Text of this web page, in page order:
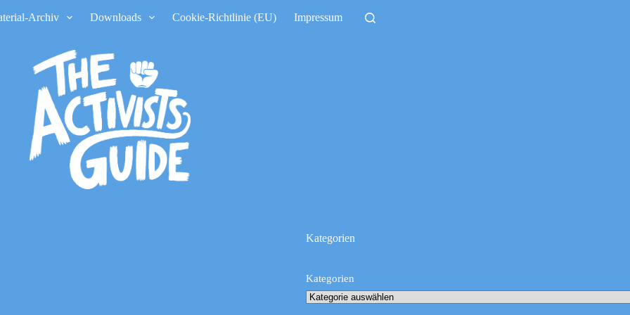
Archiv Downloads Cookie-Richtlinie (EU) Impressum
Kategorien
Kategorien